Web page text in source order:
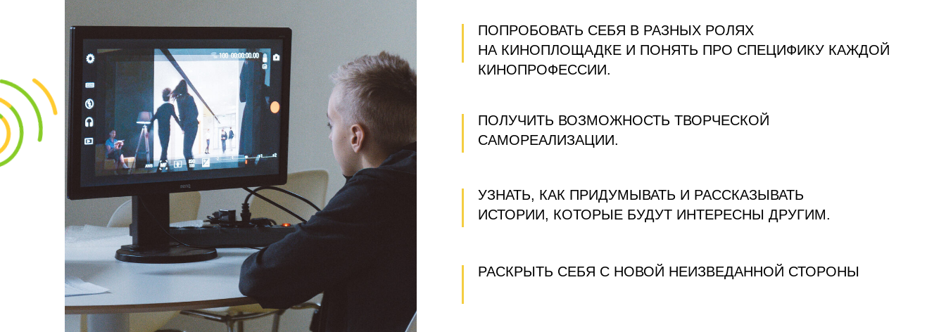
ПОПРОБОВАТЬ СЕБЯ В РАЗНЫХ РОЛЯХ
НА КИНОПЛОЩАДКЕ И ПОНЯТЬ ПРО СПЕЦИФИКУ КАЖДОЙ
КИНОПРОФЕССИИ.
РАСКРЫТЬ СЕБЯ С НОВОЙ НЕИЗВЕДАННОЙ СТОРОНЫ
ПОЛУЧИТЬ ВОЗМОЖНОСТЬ ТВОРЧЕСКОЙ
САМОРЕАЛИЗАЦИИ.
УЗНАТЬ, КАК ПРИДУМЫВАТЬ И РАССКАЗЫВАТЬ
ИСТОРИИ, КОТОРЫЕ БУДУТ ИНТЕРЕСНЫ ДРУГИМ.